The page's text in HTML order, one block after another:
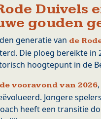
Duivels
gouden
generatie van de
Die ploeg bereikte in
hoogtepunt in de
vooravond van 2026
Jongere
heeft een transitie